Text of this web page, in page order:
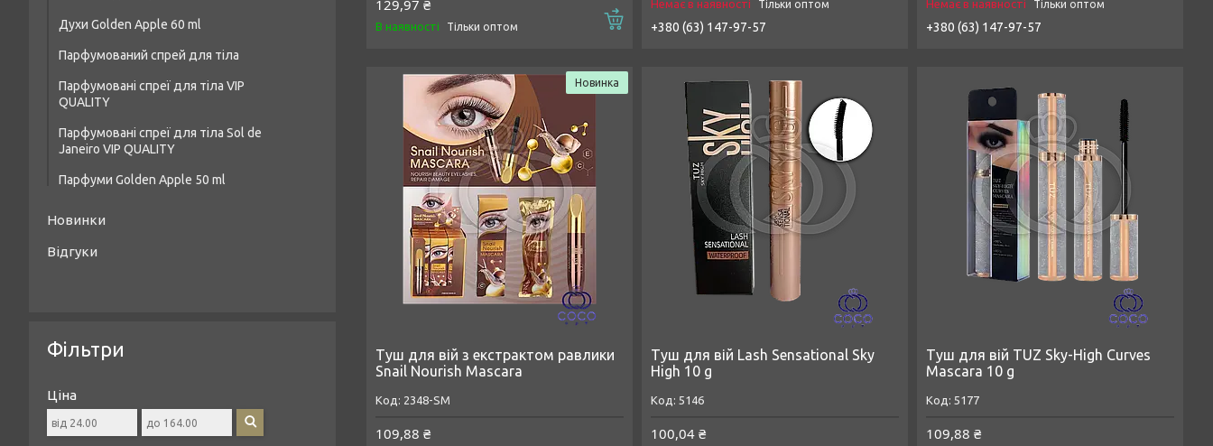
129,97 ₴
В наявності Тільки оптом Купити
Немає в наявності Тільки оптом
+380 (63) 147-97-57
Немає в наявності Тільки оптом
+380 (63) 147-97-57
Новинка
Туш для вій з екстрактом равлики
Snail Nourish Mascara
2348-SM
109,88 ₴
Туш для вій Lash Sensational Sky
High 10 g
5146
100,04 ₴
Туш для вій TUZ Sky-High Curves
Mascara 10 g
5177
109,88 ₴
Засоби для пілінгу тіла
Дезодоранти
Засоби для догляду за шкірою рук
Духи Golden Apple 60 ml
Жіночі парфуми Golden Apple 60 ml
Чоловічі парфуми Golden Apple 60 ml
Парфумований спрей для тіла
Парфумовані спреї для тіла VIP
QUALITY
Парфумовані спреї для тіла Sol de
Janeiro VIP QUALITY
Парфуми Golden Apple 50 ml
Новинки
Відгуки
Фільтри
Ціна